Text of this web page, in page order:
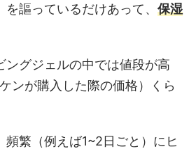
を謳っているだけあって、 保湿
ングジェルの中では値段が高
ンが購入した際の価格）くら
繁（例えば1~2日ごと）にヒ